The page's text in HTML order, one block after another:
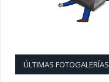
ÚLTIMAS FOTOGALERÍAS